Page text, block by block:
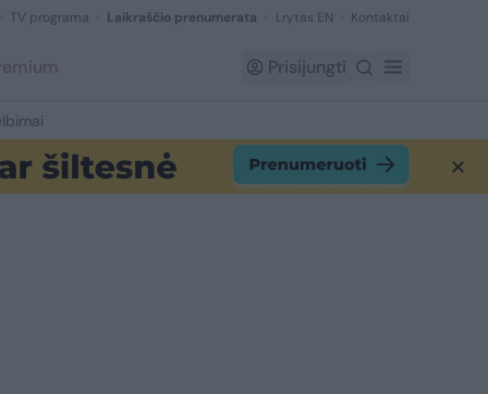
TV programa Laikraščio prenumerata Lrytas EN Kontaktai
Prisijungti